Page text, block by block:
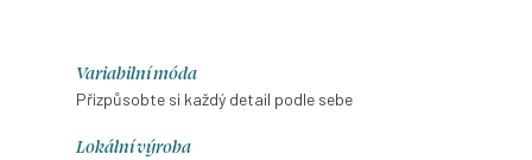
Variabilní móda
Přizpůsobte si každý detail podle sebe
Lokální výroba